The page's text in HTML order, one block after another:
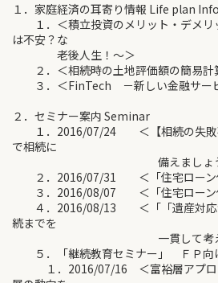
１．家庭経済の耳寄り情報 Life plan
１．＜積立投資のメリット・デメ
は不安？な
老後人生！～＞
２．＜相続時の土地評価額の簡易計
３．＜FinTech －新しい金融サー
２．セミナー案内 Seminar
１．2016/07/24 ＜【相続の失敗
で相続に
備えましょう
２．2016/07/31 ＜「住宅ローン
３．2016/08/07 ＜「住宅ローン
４．2016/08/13 ＜「「遺産対応
続までを
一貫して考えるセ
５．「継続教育セミナー」 ＦＰ向
１．2016/07/16 ＜富裕層アプロ